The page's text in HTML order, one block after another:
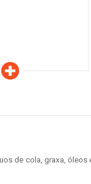
de cola, graxa,